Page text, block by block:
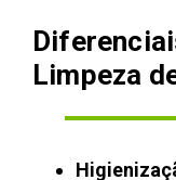
Limpeza